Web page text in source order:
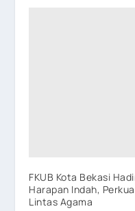
FKUB Kota Bekasi
Harapan Indah,
Lintas Agama